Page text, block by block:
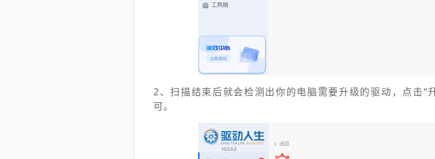
2、扫描结束后就会检测出你的电脑需要升级的驱动，点击“
可。